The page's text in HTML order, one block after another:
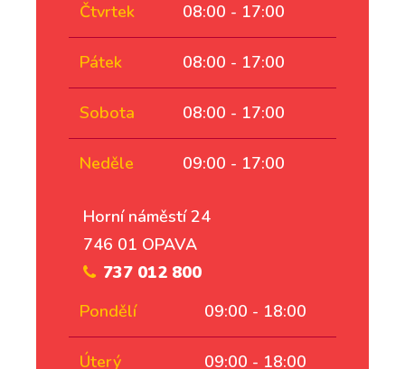
Čtvrtek 08:00 - 17:00
Pátek 08:00 - 17:00
Sobota 08:00 - 17:00
Neděle 09:00 - 17:00
Horní náměstí 24
746 01 OPAVA
737 012 800
Pondělí
09:00 - 18:00
Úterý 09:00 - 18:00